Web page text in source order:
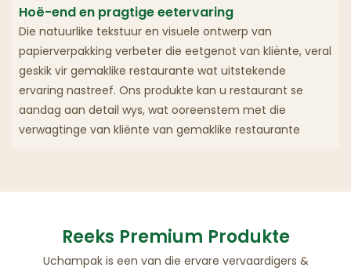
Hoë-end en pragtige eetervaring
Die natuurlike tekstuur en visuele ontwerp van
papierverpakking verbeter die eetgenot van kliënte, veral
geskik vir gemaklike restaurante wat uitstekende
ervaring nastreef. Ons produkte kan u restaurant se
aandag aan detail wys, wat ooreenstem met die
verwagtinge van kliënte van gemaklike restaurante
Reeks Premium Produkte
Uchampak is een van die ervare vervaardigers &